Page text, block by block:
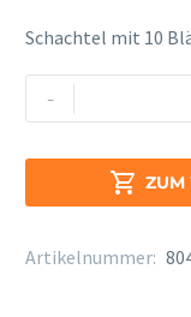
Schachtel mit 10
-
Royal
Stärke
Menge
 ZUM
Alternative:
Artikelnummer: